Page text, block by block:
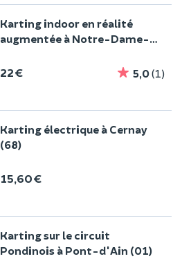
Karting indoor en réalité
augmentée à Notre-Dame-
22 € 5,0(1)
Karting électrique à Cernay
(68)
15,60 €
Karting sur le circuit
Pondinois à Pont-d'Ain (01)